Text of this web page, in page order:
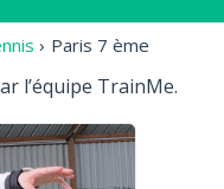
› Paris 7 ème
l’équipe TrainMe.